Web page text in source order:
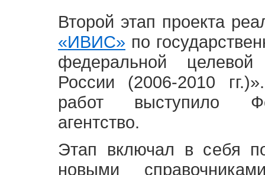
Второй этап проекта
«ИВИС» по
федеральной
России (2006-2010
работ выступило
агентство.
Этап включал в себя
новыми